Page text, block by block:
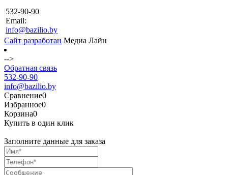
532-90-90
Email:
info@bazilio.by
Сайт разработан Медиа Лайн
-->
Обратная связь
532-90-90
info@bazilio.by
Сравнение0
Избранное0
Корзина0
Купить в один клик
Заполните данные для заказа